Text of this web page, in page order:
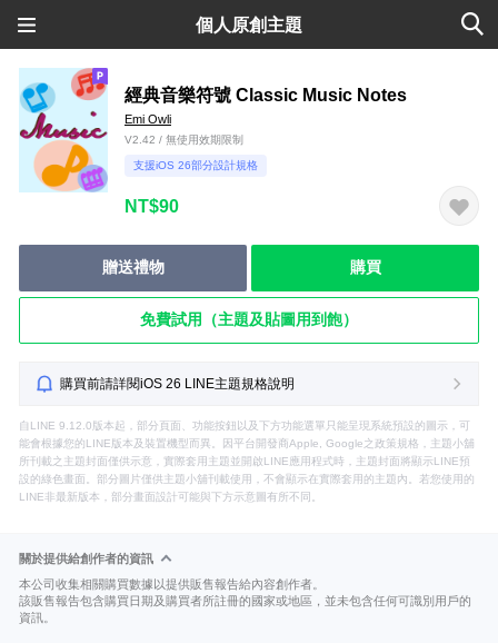
個人原創主題
經典音樂符號 Classic Music Notes
Emi Owli
V2.42 / 無使用效期限制
支援iOS 26部分設計規格
NT$90
贈送禮物 購買
免費試用（主題及貼圖用到飽）
購買前請詳閱iOS 26 LINE主題規格說明
自LINE 9.12.0版本起，部分頁面、功能按鈕以及下方功能選單只能呈現系統預設的圖示，可
能會根據您的LINE版本及裝置機型而異。因平台開發商Apple, Google之政策規格，主題小舖
所刊載之主題封面僅供示意，實際套用主題並開啟LINE應用程式時，主題封面將顯示LINE預
設的綠色畫面。部分圖片僅供主題小舖刊載使用，不會顯示在實際套用的主題內。若您使用的
LINE非最新版本，部分畫面設計可能與下方示意圖有所不同。
關於提供給創作者的資訊
本公司收集相關購買數據以提供販售報告給內容創作者。
該販售報告包含購買日期及購買者所註冊的國家或地區，並未包含任何可識別用戶的
資訊。